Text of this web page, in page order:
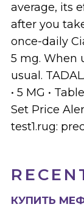
КУПИТЬ
average, its
after you
once-daily
5 mg. When
usual.
• 5 MG •
Set Price
test1.rug: